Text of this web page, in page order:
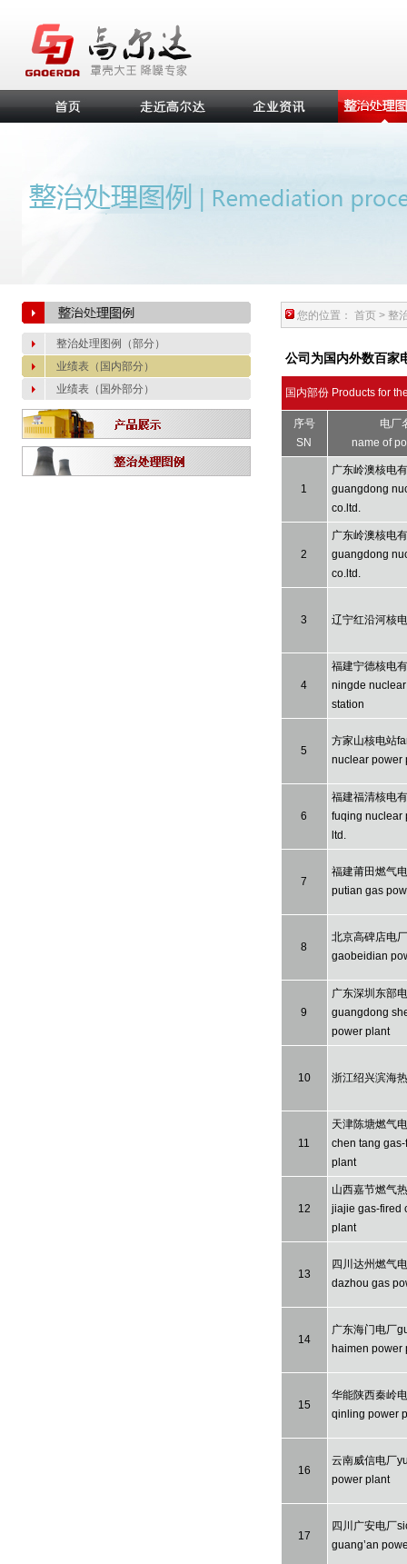
整治处理图例（部分）
业绩表（国内部分）
业绩表（国外部分）
您的位置： 首页> 整
公司为国内外数百家
国内部份 Products for
序号
SN
电厂
name of
1
广东岭澳核电
guangdong
co.ltd.
2
广东岭澳核电
guangdong
co.ltd.
3 辽宁红沿河核
4
福建宁德核电
ningde
station
5
方家山核电站
nuclear power
6
福建福清核电
fuqing nuclear
ltd.
7
福建莆田燃气
putian gas
8
北京高碑店电
gaobeidian
9
广东深圳东部
guangdong
power plant
10 浙江绍兴滨海
11
天津陈塘燃气
chen tang
plant
12
山西嘉节燃气
jiajie gas-fired
plant
13
四川达州燃气
dazhou gas
14
广东海门电厂
haimen power
15
华能陕西秦岭
qinling power
16
云南威信电厂
power plant
17
四川广安电厂
guang’an